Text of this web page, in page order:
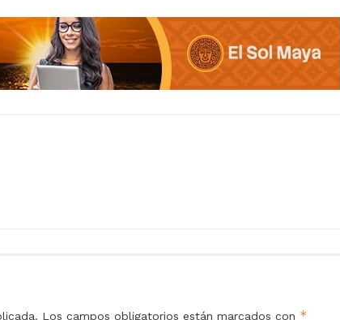
Los campos obligatorios están marcados con *